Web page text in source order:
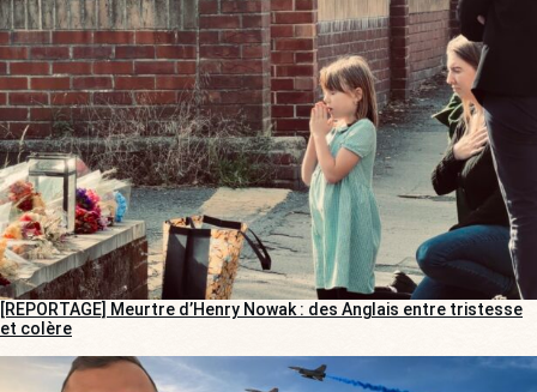
[REPORTAGE] Meurtre d’Henry Nowak : des Anglais entre tristesse
et colère